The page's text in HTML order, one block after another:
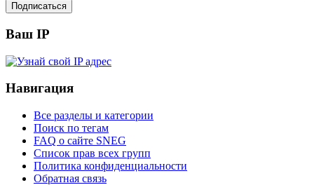
Ваш IP
Навигация
Все разделы и категории
Поиск по тегам
FAQ о сайте SNEG
Список прав всех групп
Политика конфиденциальности
Обратная связь